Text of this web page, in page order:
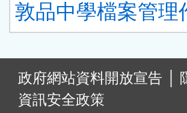
敦品中學檔案管理
政府網站資料開放宣告
資訊安全政策